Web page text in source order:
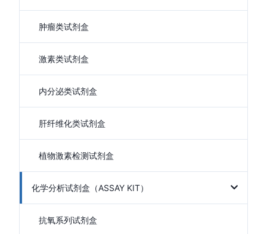
肿瘤类试剂盒
激素类试剂盒
内分泌类试剂盒
肝纤维化类试剂盒
植物激素检测试剂盒
化学分析试剂盒（ASSAY KIT）
抗氧系列试剂盒